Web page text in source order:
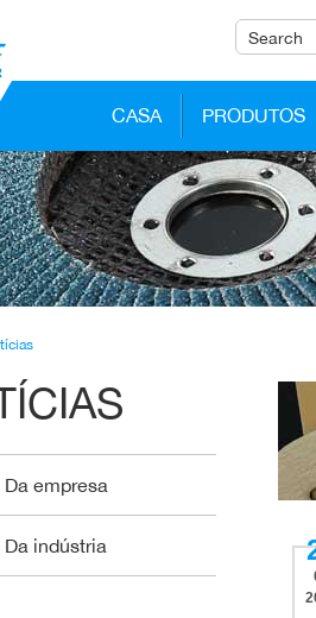
CASA PRODUTOS
empresa
indústria